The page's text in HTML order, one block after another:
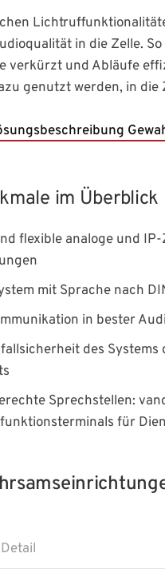
in die Zelle.
verkürzt und Abläufe
genutzt werden, in die
im Überblick
flexible analoge und
mit Sprache nach
in bester
des
Sprechstellen:
für